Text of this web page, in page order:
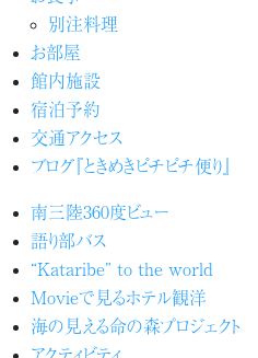
別注料理
お部屋
館内施設
宿泊予約
交通アクセス
ブログ『ときめきピチピチ便り』
南三陸360度ビュー
語り部バス
“Kataribe” to the world
Movieで見るホテル観洋
海の見える命の森プロジェクト